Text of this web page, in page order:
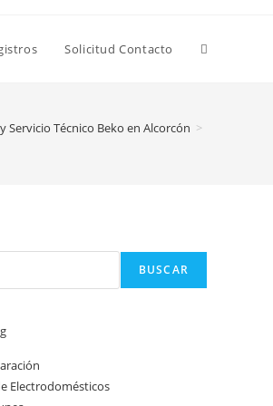
Solicitud Contacto Alternar
la
Servicio Técnico Beko en Alcorcón >
BUSCAR
Electrodomésticos